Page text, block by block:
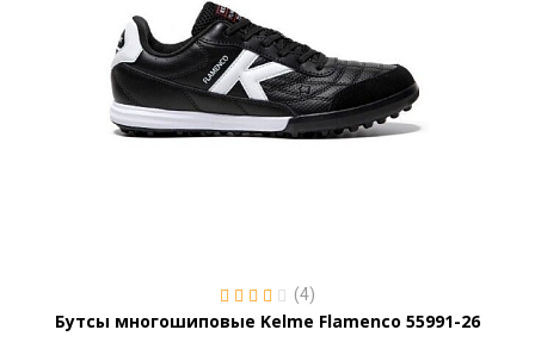
(4)
Бутсы многошиповые Kelme Flamenco 55991-26